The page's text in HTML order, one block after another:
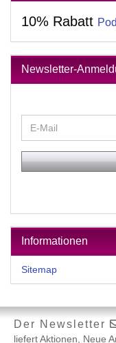
10% Rabatt
Newsletter-
ZUR
ANMELDUNG
E-
Mail
Informationen
Sitemap
Der Newsletter
liefert Aktionen, Neue